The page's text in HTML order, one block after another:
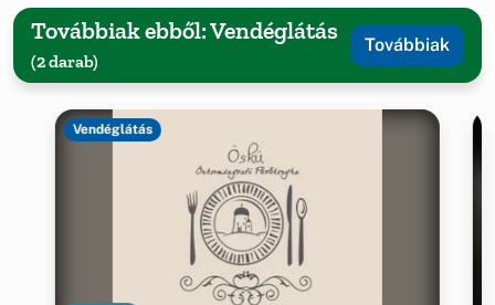
Továbbiak ebből: Vendéglátás
(2 darab)
Továbbiak
Vendéglátás